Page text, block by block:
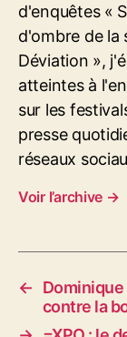
d'enquêtes «
d'ombre de la
Déviation »,
atteintes à
sur les
presse
réseaux
Voir l’archive →
←
contre la